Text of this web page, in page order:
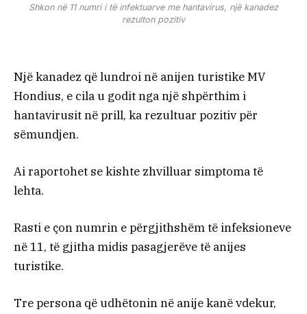
Shkon në 11 numri i të infektuarve me hantavirus, një kanadez
rezulton pozitiv
Një kanadez që lundroi në anijen turistike MV
Hondius, e cila u godit nga një shpërthim i
hantavirusit në prill, ka rezultuar pozitiv për
sëmundjen.
Ai raportohet se kishte zhvilluar simptoma të
lehta.
Rasti e çon numrin e përgjithshëm të infeksioneve
në 11, të gjitha midis pasagjerëve të anijes
turistike.
Tre persona që udhëtonin në anije kanë vdekur,